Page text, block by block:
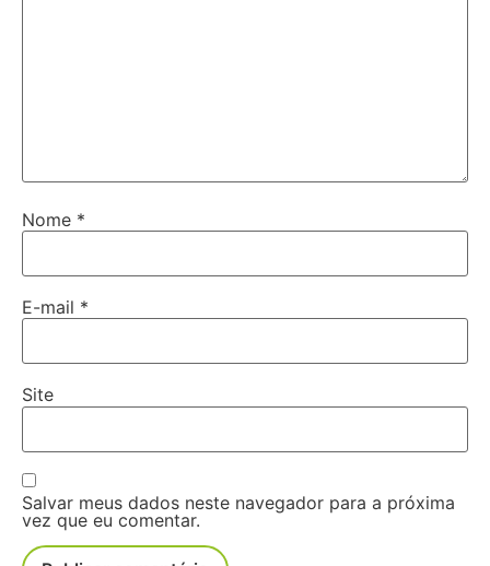
Nome *
E-mail *
Site
Salvar meus dados neste navegador para a próxima
vez que eu comentar.